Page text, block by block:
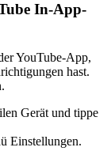
In-App-
YouTube-App,
hast.
Gerät und tippe
Einstellungen.